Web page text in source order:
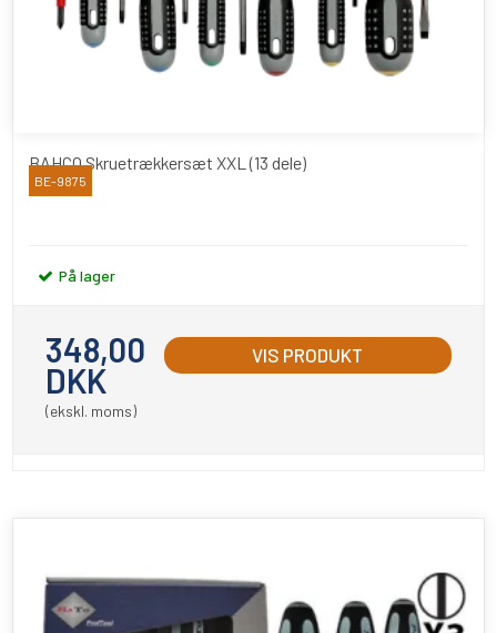
BAHCO Skruetrækkersæt XXL (13 dele)
Bahco
BE-9875
På lager
348,00
DKK
(ekskl. moms)
VIS PRODUKT